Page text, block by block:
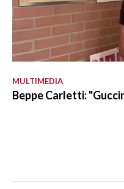
MULTIMEDIA
Beppe Carletti: